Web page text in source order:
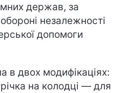
держав, за
незалежності
допомоги
в двох модифікаціях:
на колодці — для